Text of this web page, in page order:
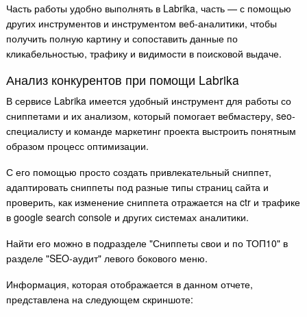
Часть работы удобно выполнять в Labrika, часть — с помощью
других инструментов и инструментом веб-аналитики, чтобы
получить полную картину и сопоставить данные по
кликабельностью, трафику и видимости в поисковой выдаче.
Анализ конкурентов при помощи Labrika
В сервисе Labrika имеется удобный инструмент для работы со
сниппетами и их анализом, который помогает вебмастеру, seo-
специалисту и команде маркетинг проекта выстроить понятным
образом процесс оптимизации.
С его помощью просто создать привлекательный сниппет,
адаптировать сниппеты под разные типы страниц сайта и
проверить, как изменение сниппета отражается на ctr и трафике
в google search console и других системах аналитики.
Найти его можно в подразделе "Сниппеты свои и по ТОП10" в
разделе "SEO-аудит" левого бокового меню.
Информация, которая отображается в данном отчете,
представлена на следующем скриншоте: